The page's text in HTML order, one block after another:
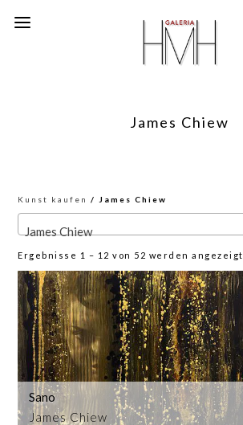
James Chiew
Kunst kaufen / James Chiew
James Chiew
Ergebnisse 1 – 12 von 52 werden angezeigt
James Chiew
Sano